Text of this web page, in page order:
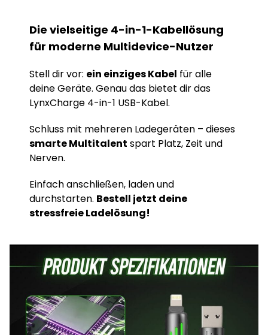
Die vielseitige 4-in-1-Kabellösung
für moderne Multidevice-Nutzer
Stell dir vor: ein einziges Kabel für alle
deine Geräte. Genau das bietet dir das
LynxCharge 4-in-1 USB-Kabel.
Schluss mit mehreren Ladegeräten – dieses
smarte Multitalent spart Platz, Zeit und
Nerven.
Einfach anschließen, laden und
durchstarten. Bestell jetzt deine
stressfreie Ladelösung!